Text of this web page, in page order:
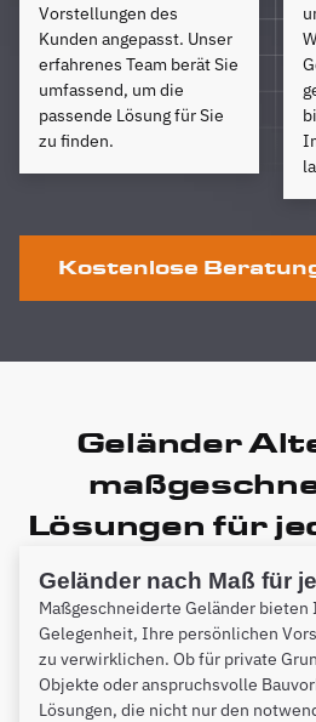
Vorstellungen des
Kunden angepasst. Unser
erfahrenes Team berät Sie
umfassend, um die
passende Lösung für Sie
zu finden.
Kostenlose
Geländer
Lösungen für
Geländer nach Maß für
Maßgeschneiderte Geländer
Gelegenheit, Ihre persönlichen
zu verwirklichen. Ob für private
Objekte oder anspruchsvolle
Lösungen, die nicht nur den